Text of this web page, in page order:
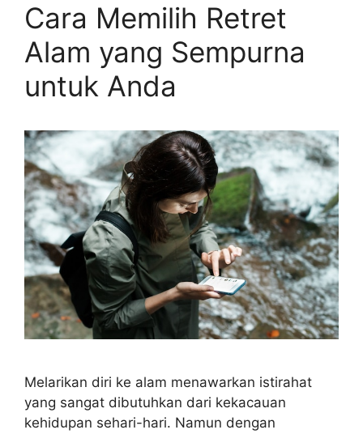
Cara Memilih Retret
Alam yang Sempurna
untuk Anda
Melarikan diri ke alam menawarkan istirahat
yang sangat dibutuhkan dari kekacauan
kehidupan sehari-hari. Namun dengan